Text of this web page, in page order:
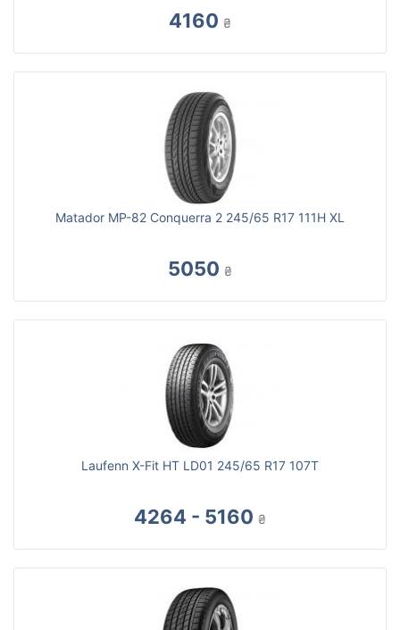
4160 ₴
Matador MP-82 Conquerra 2 245/65 R17 111H XL
5050 ₴
Laufenn X-Fit HT LD01 245/65 R17 107T
4264 - 5160 ₴